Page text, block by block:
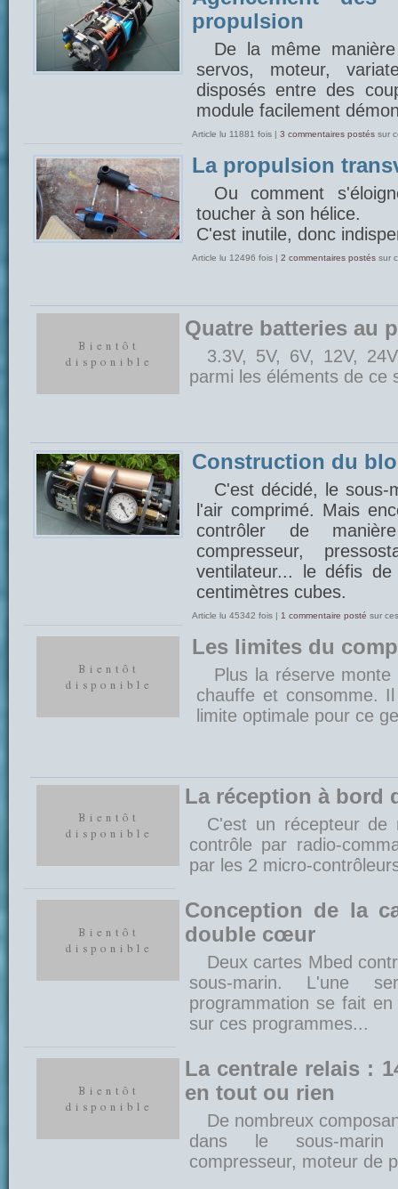
propulsion
De la même
servos, moteur,
disposés entre des
module facilement
Article lu 11881 fois | 3 commentaires postés sur
La propulsion
Ou comment
toucher à son hélice.
C'est inutile, donc
Article lu 12496 fois | 2 commentaires postés sur
Quatre batteries au
3.3V, 5V, 6V, 12V,
parmi les éléments de ce
Construction du
C'est décidé, le sous-
l'air comprimé. Mais
contrôler de
compresseur,
ventilateur... le défis
centimètres cubes.
Article lu 45342 fois | 1 commentaire posté sur
Les limites du
Plus la réserve
chauffe et consomme.
limite optimale pour ce
La réception à bord
C'est un récepteur de
contrôle par radio-
par les 2 micro-
Conception de la
double cœur
Deux cartes Mbed
sous-marin. L'une
programmation se fait
sur ces programmes...
La centrale relais :
en tout ou rien
De nombreux
dans le sous-marin
compresseur, moteur de